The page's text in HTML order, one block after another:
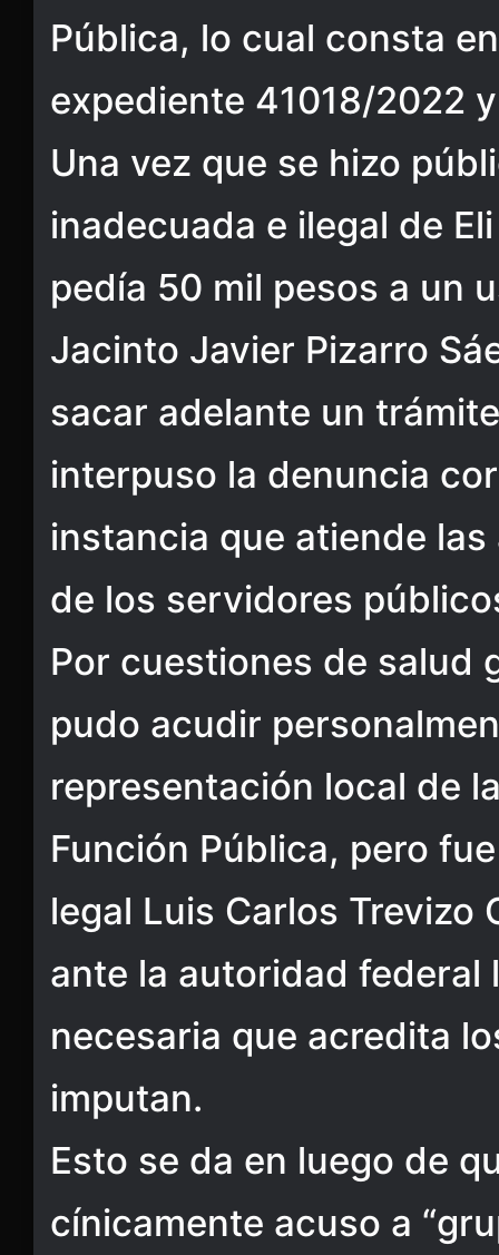
Pública, lo cual consta
expediente 41018/2022
Una vez que se hizo
inadecuada e ilegal de
pedía 50 mil pesos a un
Jacinto Javier Pizarro
sacar adelante un
interpuso la denuncia
instancia que atiende
de los servidores
Por cuestiones de salud
pudo acudir
representación local de
Función Pública, pero
legal Luis Carlos Trevizo
ante la autoridad federal
necesaria que acredita
imputan.
Esto se da en luego de
cínicamente acuso a